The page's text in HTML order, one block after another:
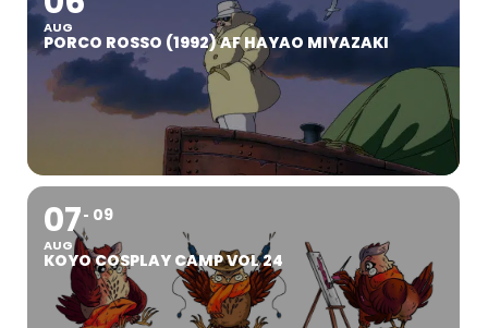
AUG
PORCO ROSSO (1992) AF HAYAO MIYAZAKI
07
AUG
09
KOYO COSPLAY CAMP VOL 24